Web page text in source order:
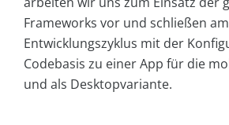
Frameworks vor und schließen
Entwicklungszyklus mit der
Codebasis zu einer App für die
und als Desktopvariante.